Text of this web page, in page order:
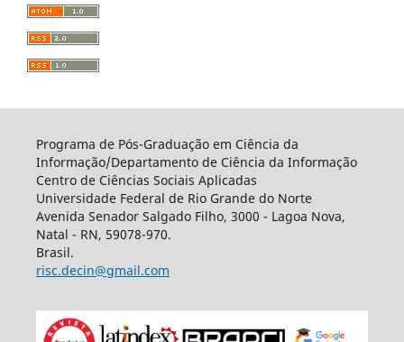
Programa de Pós-Graduação em Ciência da
Informação/Departamento de Ciência da Informação
Centro de Ciências Sociais Aplicadas
Universidade Federal de Rio Grande do Norte
Avenida Senador Salgado Filho, 3000 - Lagoa Nova,
Natal - RN, 59078-970.
Brasil.
risc.decin@gmail.com